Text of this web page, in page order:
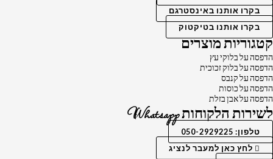
בקרו אותנו באינסטרגם
בקרו אותנו בטיקטוק
קטגוריות מוצרים
הדפסה על בלוקי עץ
הדפסה על בלוק זכוכית
הדפסה על קנבס
הדפסה על כוסות
הדפסה על אבן בזלת
לשירות הלקוחות Whatsapp
טלפון: 050-2929225
לחץ כאן למעבר לנציג